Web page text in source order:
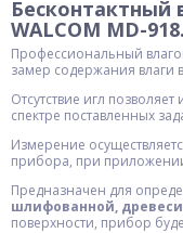
Бесконтактный
WALCOM MD-918.
Профессиональный
замер содержания влаги
Отсутствие игл
спектре поставленных
Измерение
прибора, при
Предназначен для
шлифованной,
поверхности, прибор